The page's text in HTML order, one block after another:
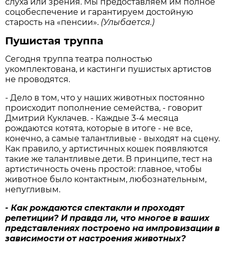
соцобеспечение и гарантируем достойную
старость на «пенсии». (Улыбается.)
Пушистая труппа
Сегодня труппа театра полностью
укомплектована, и кастинги пушистых артистов
не проводятся.
- Дело в том, что у наших животных постоянно
происходит пополнение семейства, - говорит
Дмитрий Куклачев. - Каждые 3-4 месяца
рождаются котята, которые в итоге - не все,
конечно, а самые талантливые - выходят на сцену.
Как правило, у артистичных кошек появляются
такие же талантливые дети. В принципе, тест на
артистичность очень простой: главное, чтобы
животное было контактным, любознательным,
непугливым.
-Как рождаются спектакли и проходят
репетиции?И правда ли,что многое в ваших
представлениях построено на импровизации в
зависимости от настроения животных?